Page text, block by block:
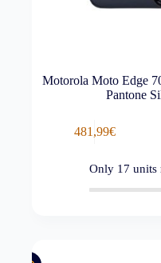
Motorola Moto Edge
Pantone
481,99€
Only 17 units